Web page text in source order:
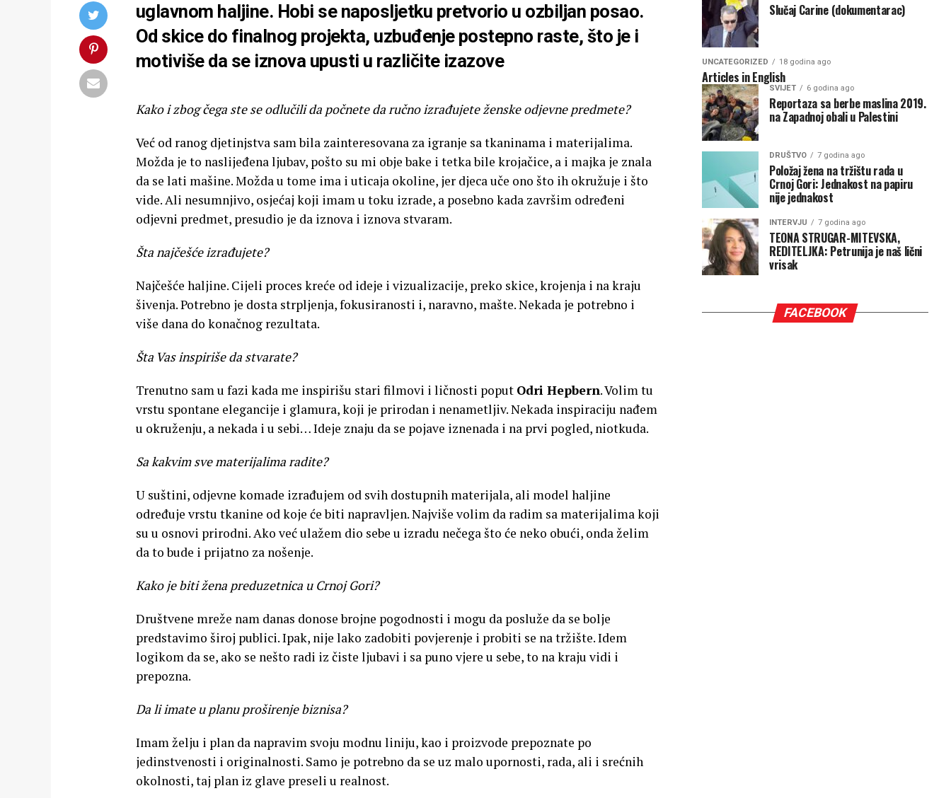
uglavnom haljine. Hobi se naposljetku pretvorio u ozbiljan posao.
Od skice do finalnog projekta, uzbuđenje postepno raste, što je i
motiviše da se iznova upusti u različite izazove
Kako i zbog čega ste se odlučili da počnete da ručno izrađujete ženske odjevne predmete?
Već od ranog djetinjstva sam bila zainteresovana za igranje sa tkaninama i materijalima.
Možda je to naslijeđena ljubav, pošto su mi obje bake i tetka bile krojačice, a i majka je znala
da se lati mašine. Možda u tome ima i uticaja okoline, jer djeca uče ono što ih okružuje i što
vide. Ali nesumnjivo, osjećaj koji imam u toku izrade, a posebno kada završim određeni
odjevni predmet, presudio je da iznova i iznova stvaram.
Šta najčešće izrađujete?
Najčešće haljine. Cijeli proces kreće od ideje i vizualizacije, preko skice, krojenja i na kraju
šivenja. Potrebno je dosta strpljenja, fokusiranosti i, naravno, mašte. Nekada je potrebno i
više dana do konačnog rezultata.
Šta Vas inspiriše da stvarate?
Trenutno sam u fazi kada me inspirišu stari filmovi i ličnosti poput Odri Hepbern. Volim tu
vrstu spontane elegancije i glamura, koji je prirodan i nenametljiv. Nekada inspiraciju nađem
u okruženju, a nekada i u sebi… Ideje znaju da se pojave iznenada i na prvi pogled, niotkuda.
Sa kakvim sve materijalima radite?
U suštini, odjevne komade izrađujem od svih dostupnih materijala, ali model haljine
određuje vrstu tkanine od koje će biti napravljen. Najviše volim da radim sa materijalima koji
su u osnovi prirodni. Ako već ulažem dio sebe u izradu nečega što će neko obući, onda želim
da to bude i prijatno za nošenje.
Kako je biti žena preduzetnica u Crnoj Gori?
Društvene mreže nam danas donose brojne pogodnosti i mogu da posluže da se bolje
predstavimo široj publici. Ipak, nije lako zadobiti povjerenje i probiti se na tržište. Idem
logikom da se, ako se nešto radi iz čiste ljubavi i sa puno vjere u sebe, to na kraju vidi i
prepozna.
Da li imate u planu proširenje biznisa?
Imam želju i plan da napravim svoju modnu liniju, kao i proizvode prepoznate po
jedinstvenosti i originalnosti. Samo je potrebno da se uz malo upornosti, rada, ali i srećnih
okolnosti, taj plan iz glave preseli u realnost.
Slučaj Carine (dokumentarac)
UNCATEGORIZED 18 godina ago
Articles in English
SVIJET 6 godina ago
Reportaza sa berbe maslina 2019.
na Zapadnoj obali u Palestini
DRUŠTVO 7 godina ago
Položaj žena na tržištu rada u
Crnoj Gori: Jednakost na papiru
nije jednakost
INTERVJU 7 godina ago
TEONA STRUGAR-MITEVSKA,
REDITELJKA: Petrunija je naš lični
vrisak
FACEBOOK